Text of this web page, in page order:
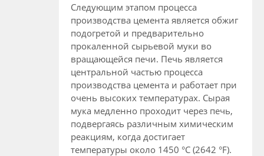
Следующим этапом процесса
производства цемента является обжиг
подогретой и предварительно
прокаленной сырьевой муки во
вращающейся печи. Печь является
центральной частью процесса
производства цемента и работает при
очень высоких температурах. Сырая
мука медленно проходит через печь,
подвергаясь различным химическим
реакциям, когда достигает
температуры около 1450 °C (2642 °F).